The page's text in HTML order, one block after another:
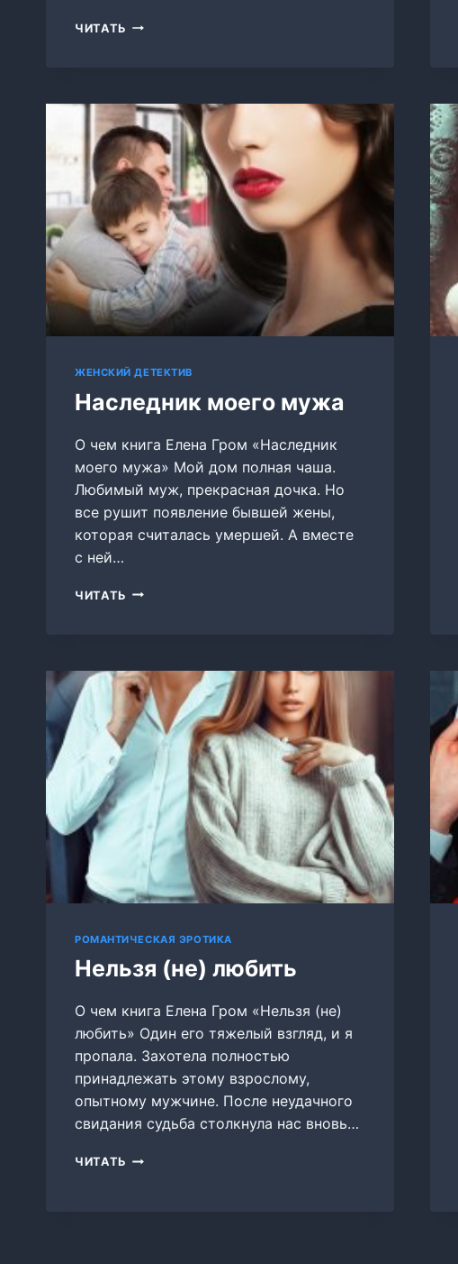
ЧИТАТЬ НЕВЕСТА
ЖЕНСКИЙ ДЕТЕКТИВ
Наследник моего мужа
О чем книга Елена Гром «Наследник
моего мужа» Мой дом полная чаша.
Любимый муж, прекрасная дочка. Но
все рушит появление бывшей жены,
которая считалась умершей. А вместе
с ней…
ЧИТАТЬ НАСЛЕДНИК
РОМАНТИЧЕСКАЯ ЭРОТИКА
Нельзя (не) любить
О чем книга Елена Гром «Нельзя (не)
любить» Один его тяжелый взгляд, и я
пропала. Захотела полностью
принадлежать этому взрослому,
опытному мужчине. После неудачного
свидания судьба столкнула нас вновь…
ЧИТАТЬ НЕЛЬЗЯ